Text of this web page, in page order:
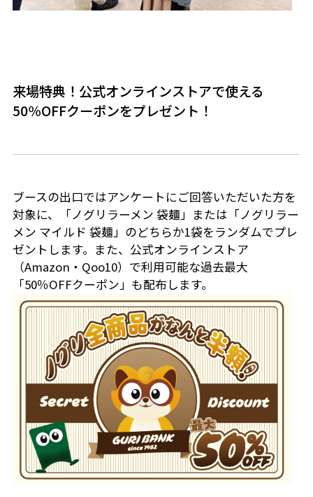
来場特典！公式オンラインストアで使える
50％OFFクーポンをプレゼント！
ブースの出口ではアンケートにご回答いただいた方を
対象に、「ノグリラーメン 袋麺」または「ノグリラー
メン マイルド 袋麺」のどちらか1袋をランダムでプレ
ゼントします。また、公式オンラインストア
（Amazon・Qoo10）で利用可能な過去最大
「50％OFFクーポン」も配布します。